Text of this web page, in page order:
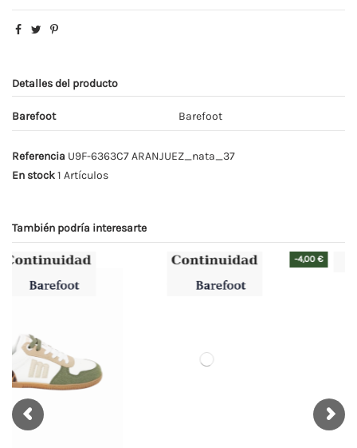
Detalles del producto
Barefoot Barefoot
Referencia U9F-6363C7 ARANJUEZ_nata_37
En stock1 Artículos
También podría interesarte
-4,00 €